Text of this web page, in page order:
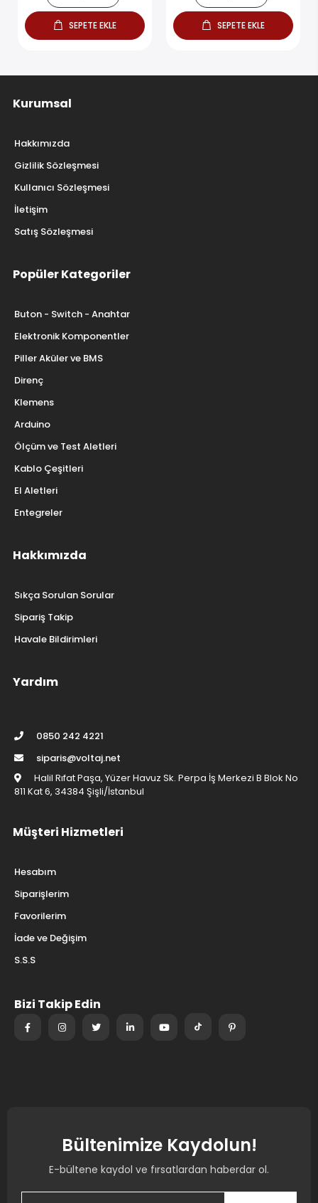
SEPETE EKLE SEPETE EKLE
Kurumsal
Hakkımızda
Gizlilik Sözleşmesi
Kullanıcı Sözleşmesi
İletişim
Satış Sözleşmesi
Popüler Kategoriler
Buton - Switch - Anahtar
Elektronik Komponentler
Piller Aküler ve BMS
Direnç
Klemens
Arduino
Ölçüm ve Test Aletleri
Kablo Çeşitleri
El Aletleri
Entegreler
Hakkımızda
Sıkça Sorulan Sorular
Sipariş Takip
Havale Bildirimleri
Yardım
0850 242 4221
siparis@voltaj.net
Halil Rıfat Paşa, Yüzer Havuz Sk. Perpa İş Merkezi B Blok No
811 Kat 6, 34384 Şişli/İstanbul
Müşteri Hizmetleri
Hesabım
Siparişlerim
Favorilerim
İade ve Değişim
S.S.S
Bizi Takip Edin
Bültenimize Kaydolun!
E-bültene kaydol ve fırsatlardan haberdar ol.